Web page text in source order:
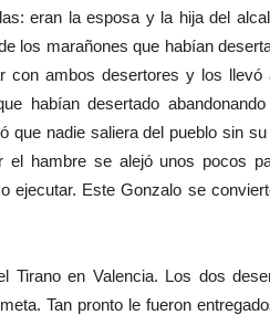
eran la esposa y la hija del
los marañones que habían
con ambos desertores y los llevó
habían desertado
que nadie saliera del pueblo sin
el hambre se alejó unos pocos
ejecutar. Este Gonzalo se
Tirano en Valencia. Los dos
Tan pronto le fueron